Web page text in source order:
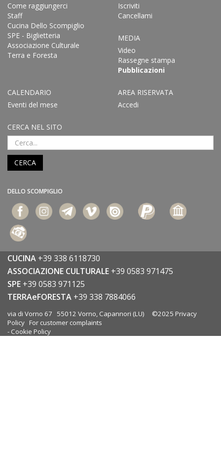
Come raggiungerci
Staff
Cucina Dello Scompiglio
SPE - Biglietteria
Associazione Culturale
Terra e Foresta
Iscriviti
Cancellami
MEDIA
Video
Rassegne stampa
Pubblicazioni
CALENDARIO
Eventi del mese
AREA RISERVATA
Accedi
CERCA NEL SITO
CERCA
DELLO SCOMPIGLIO
CUCINA +39 338 6118730
ASSOCIAZIONE CULTURALE +39 0583 971475
SPE +39 0583 971125
TERRAeFORESTA +39 338 7884066
via di Vorno 67 55012 Vorno, Capannori (LU) ©2025 Privacy
Policy For customer complaints
- Cookie Policy